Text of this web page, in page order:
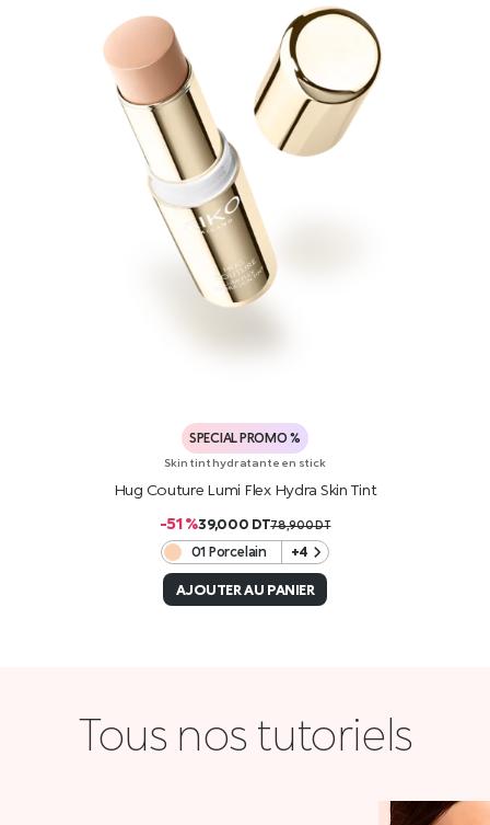
SPECIAL PROMO %
Skin tint hydratante en stick
Hug Couture Lumi Flex Hydra Skin Tint
-51 %39,000 DT78,900DT
01 Porcelain +4
AJOUTER AU PANIER
Tous nos tutoriels